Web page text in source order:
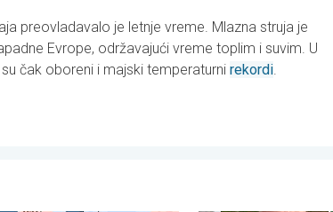
preovladavalo je letnje vreme. Mlazna struja je
Evrope, održavajući vreme toplim i suvim. U
čak oboreni i majski temperaturni rekordi.